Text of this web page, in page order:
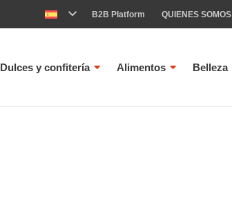
B2B Platform QUIENES SOMOS
Dulces y confitería Alimentos Belleza